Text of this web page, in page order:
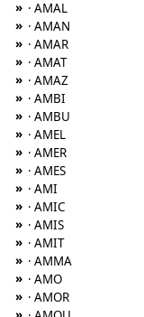
» · AMAL
» · AMAN
» · AMAR
» · AMAT
» · AMAZ
» · AMBI
» · AMBU
» · AMEL
» · AMER
» · AMES
» · AMI
» · AMIC
» · AMIS
» · AMIT
» · AMMA
» · AMO
» · AMOR